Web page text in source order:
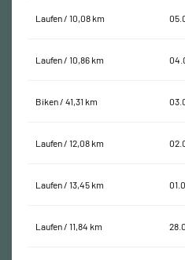
Laufen / 10,08 km
Laufen / 10,86 km
Biken / 41,31 km
Laufen / 12,08 km
Laufen / 13,45 km
Laufen / 11,84 km